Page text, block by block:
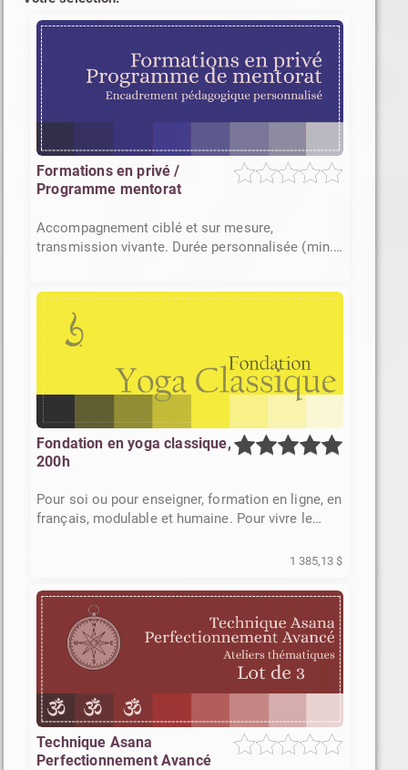
Formations en privé /
Programme mentorat
Accompagnement ciblé et sur mesure,
transmission vivante. Durée personnalisée (min.
Fondation en yoga classique,
200h
Pour soi ou pour enseigner, formation en ligne, en
français, modulable et humaine. Pour vivre le
1 385,13 $
Technique Asana
Perfectionnement Avancé